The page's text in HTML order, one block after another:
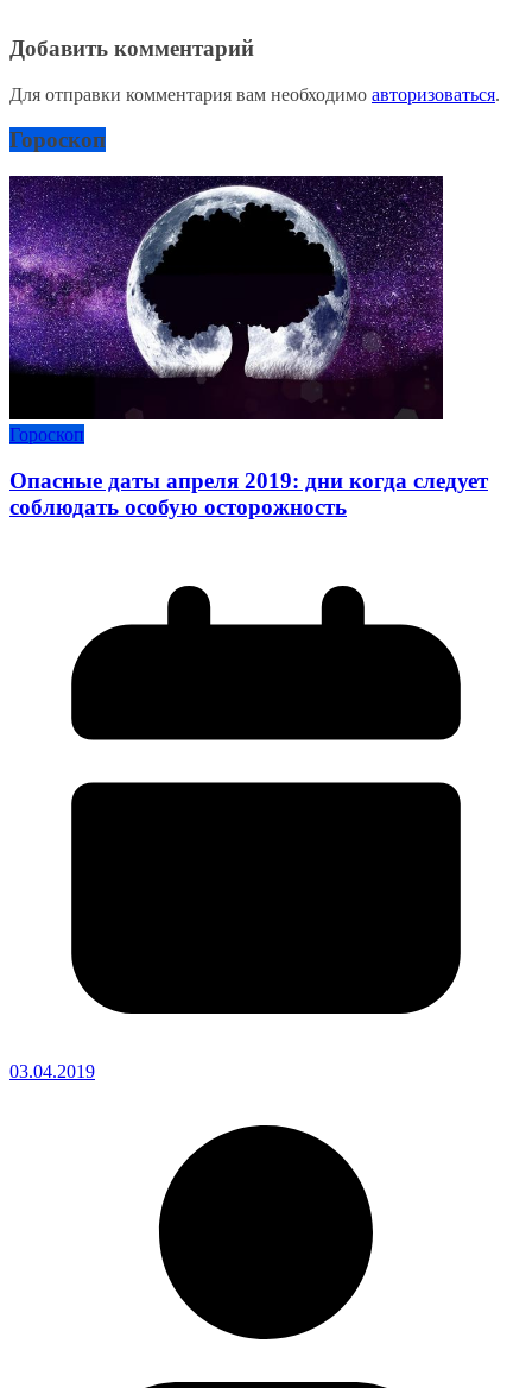
Добавить комментарий
Для отправки комментария вам необходимо авторизоваться.
Гороскоп
Гороскоп
Опасные даты апреля 2019: дни когда следует
соблюдать особую осторожность
03.04.2019